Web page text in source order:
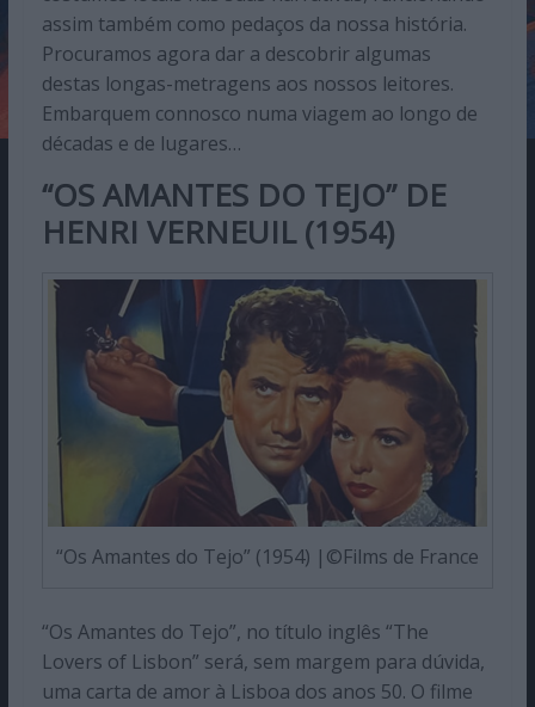
assim também como pedaços da nossa história.
Procuramos agora dar a descobrir algumas
destas longas-metragens aos nossos leitores.
Embarquem connosco numa viagem ao longo de
décadas e de lugares…
“OS AMANTES DO TEJO” DE
HENRI VERNEUIL(1954)
“Os Amantes do Tejo” (1954) |©Films de France
“Os Amantes do Tejo”, no título inglês “The
Lovers of Lisbon” será, sem margem para dúvida,
uma carta de amor à Lisboa dos anos 50. O filme